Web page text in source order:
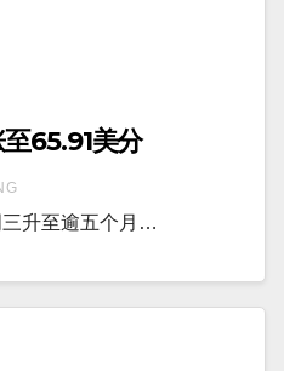
65.91美分
升至逾五个月…